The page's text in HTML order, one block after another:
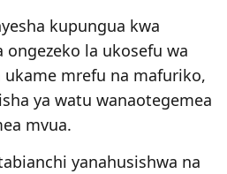
kupungua kwa
ongezeko la ukosefu wa
mrefu na mafuriko,
ya watu wanaotegemea
mvua.
yanahusishwa na